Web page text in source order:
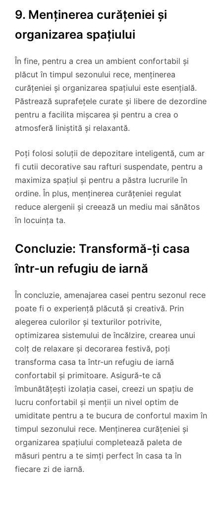
9. Menținerea curățeniei și
organizarea spațiului
În fine, pentru a crea un ambient confortabil și
plăcut în timpul sezonului rece, menținerea
curățeniei și organizarea spațiului este esențială.
Păstrează suprafețele curate și libere de dezordine
pentru a facilita mișcarea și pentru a crea o
atmosferă liniștită și relaxantă.
Poți folosi soluții de depozitare inteligentă, cum ar
fi cutii decorative sau rafturi suspendate, pentru a
maximiza spațiul și pentru a păstra lucrurile în
ordine. În plus, menținerea curățeniei regulat
reduce alergenii și creează un mediu mai sănătos
în locuința ta.
Concluzie: Transformă-ți casa
într-un refugiu de iarnă
În concluzie, amenajarea casei pentru sezonul rece
poate fi o experiență plăcută și creativă. Prin
alegerea culorilor și texturilor potrivite,
optimizarea sistemului de încălzire, crearea unui
colț de relaxare și decorarea festivă, poți
transforma casa ta într-un refugiu de iarnă
confortabil și primitoare. Asigură-te că
îmbunătățești izolația casei, creezi un spațiu de
lucru confortabil și menții un nivel optim de
umiditate pentru a te bucura de confortul maxim în
timpul sezonului rece. Menținerea curățeniei și
organizarea spațiului completează paleta de
măsuri pentru a te simți perfect în casa ta în
fiecare zi de iarnă.